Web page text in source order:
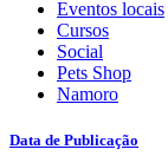
Eventos locais
Cursos
Social
Pets Shop
Namoro
Data de Publicação